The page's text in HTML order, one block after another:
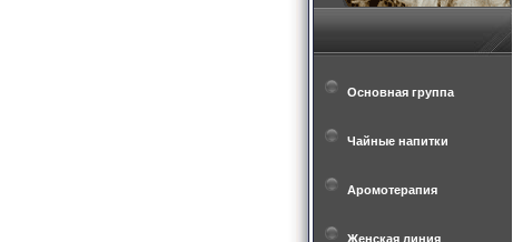
Основная группа
Чайные напитки
Аромотерапия
Женская линия